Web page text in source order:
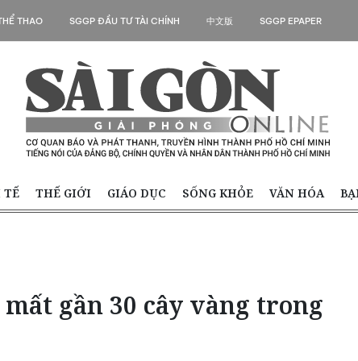
THAO SGGP ĐẦU TƯ TÀI CHÍNH 中文版 SGGP EPAPER
TẾ THẾ GIỚI GIÁO DỤC SỐNG KHỎE VĂN HÓA
gần 30 cây vàng trong